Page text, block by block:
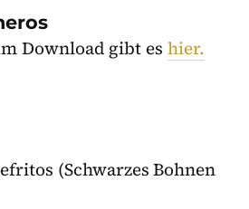
Download gibt es hier.
(Schwarzes Bohnen